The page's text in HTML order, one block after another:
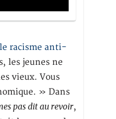
le racisme anti-
les jeunes ne
vieux. Vous
» Dans
pas dit au revoir,